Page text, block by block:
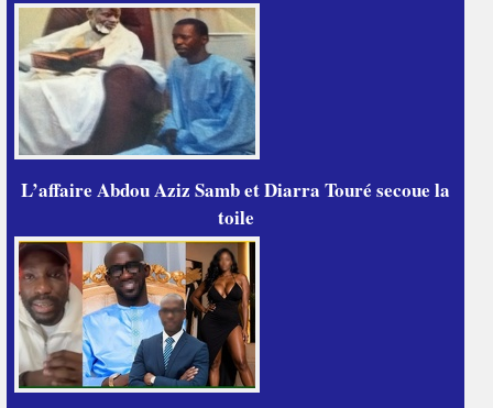
L’affaire Abdou Aziz Samb et Diarra Touré secoue la
toile